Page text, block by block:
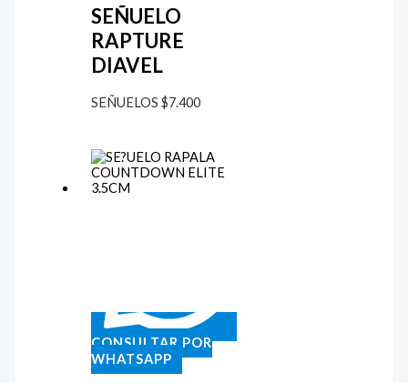
SEÑUELO
RAPTURE
DIAVEL
SEÑUELOS $7.400
CONSULTAR POR
WHATSAPP